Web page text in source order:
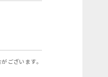
ございます。